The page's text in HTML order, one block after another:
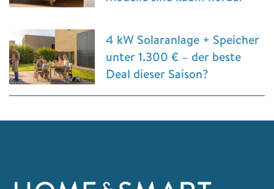
4 kW Solaranlage + Speicher
unter 1.300 € – der beste
Deal dieser Saison?